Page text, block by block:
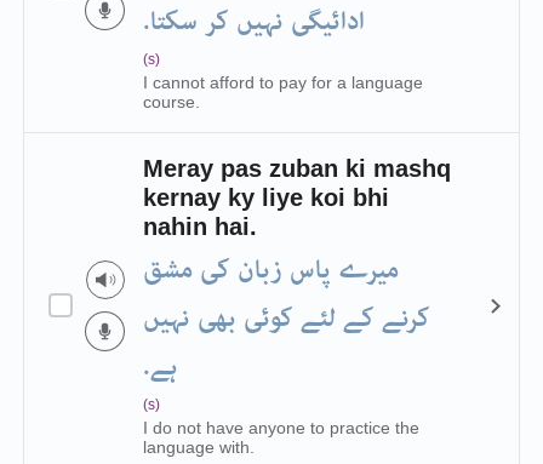
ادائیگی نہیں کر سکتا.
(s)
I cannot afford to pay for a language
course.
Meray pas zuban ki mashq
kernay ky liye koi bhi
nahin hai.
میرے پاس زبان کی مشق
کرنے کے لئے کوئی بھی نہیں
ہے.
(s)
I do not have anyone to practice the
language with.